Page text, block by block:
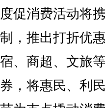
度促消费活动将
制，推出打折优
宿、商超、文旅
券，将惠民、利